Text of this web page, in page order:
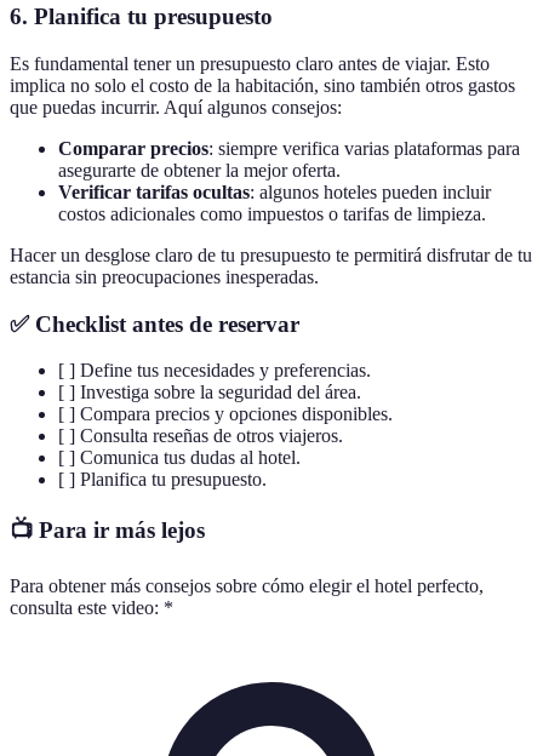
6. Planifica tu presupuesto
Es fundamental tener un presupuesto claro antes de viajar. Esto
implica no solo el costo de la habitación, sino también otros gastos
que puedas incurrir. Aquí algunos consejos:
Comparar precios: siempre verifica varias plataformas para
asegurarte de obtener la mejor oferta.
Verificar tarifas ocultas: algunos hoteles pueden incluir
costos adicionales como impuestos o tarifas de limpieza.
Hacer un desglose claro de tu presupuesto te permitirá disfrutar de tu
estancia sin preocupaciones inesperadas.
✅ Checklist antes de reservar
[ ] Define tus necesidades y preferencias.
[ ] Investiga sobre la seguridad del área.
[ ] Compara precios y opciones disponibles.
[ ] Consulta reseñas de otros viajeros.
[ ] Comunica tus dudas al hotel.
[ ] Planifica tu presupuesto.
📺 Para ir más lejos
Para obtener más consejos sobre cómo elegir el hotel perfecto,
consulta este video: *